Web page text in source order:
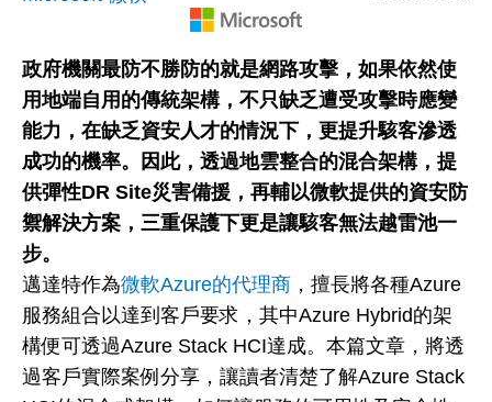
政府機關最防不勝防的就是網路攻擊，如果依然使
用地端自用的傳統架構，不只缺乏遭受攻擊時應變
能力，在缺乏資安人才的情況下，更提升駭客滲透
成功的機率。因此，透過地雲整合的混合架構，提
供彈性DR Site災害備援，再輔以微軟提供的資安防
禦解決方案，三重保護下更是讓駭客無法越雷池一
步。
邁達特作為微軟Azure的代理商 ，擅長將各種Azure
服務組合以達到客戶要求，其中Azure Hybrid的架
構便可透過Azure Stack HCI達成。本篇文章，將透
過客戶實際案例分享，讓讀者清楚了解Azure Stack